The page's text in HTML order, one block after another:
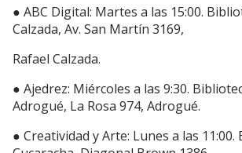
● ABC Digital: Martes a las 15:00.
Calzada, Av. San Martín 3169,
Rafael Calzada.
● Ajedrez: Miércoles a las 9:30.
Adrogué, La Rosa 974, Adrogué.
● Creatividad y Arte: Lunes a las 11:00.